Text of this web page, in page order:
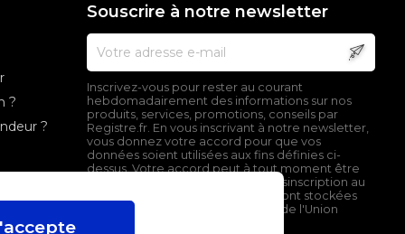
?
?
Souscrire à notre newsletter
Inscrivez-vous pour rester au courant
hebdomadairement des informations sur nos
produits, services, promotions, conseils par
Registre.fr. En vous inscrivant à notre newsletter,
vous donnez votre accord pour que vos
données soient utilisées aux fins définies ci-
dessus. Votre accord peut à tout moment être
retiré en cliquant sur le lien de désinscription au
bas de nos emails. Ces données sont stockées
sur un serveur localisé en dehors de l'Union